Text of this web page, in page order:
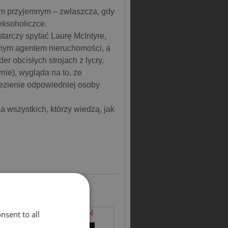
przyjemnym – zwłaszcza, gdy
spytać Laurę McIntyre,
agentem nieruchomości, a
obcisłych strojach z lycry.
wygląda na to, że
odpowiedniej osoby
wszystkich, którzy wiedzą, jak
Test na miłość
to all